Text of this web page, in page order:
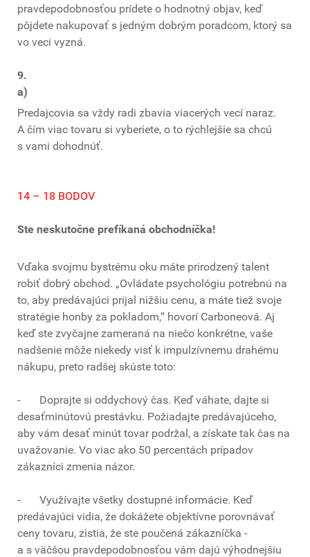
pravdepodobnosťou prídete o hodnotný objav, keď
pôjdete nakupovať s jedným dobrým poradcom, ktorý sa
vo veci vyzná.
9.
a)
Predajcovia sa vždy radi zbavia viacerých vecí naraz.
A čím viac tovaru si vyberiete, o to rýchlejšie sa chcú
s vami dohodnúť.
14 – 18 BODOV
Ste neskutočne prefíkaná obchodníčka!
Vďaka svojmu bystrému oku máte prirodzený talent
robiť dobrý obchod. „Ovládate psychológiu potrebnú na
to, aby predávajúci prijal nižšiu cenu, a máte tiež svoje
stratégie honby za pokladom,“ hovorí Carboneová. Aj
keď ste zvyčajne zameraná na niečo konkrétne, vaše
nadšenie môže niekedy visť k impulzívnemu drahému
nákupu, preto radšej skúste toto:
- Doprajte si oddychový čas. Keď váhate, dajte si
desaťminútovú prestávku. Požiadajte predávajúceho,
aby vám desať minút tovar podržal, a získate tak čas na
uvažovanie. Vo viac ako 50 percentách prípadov
zákazníci zmenia názor.
- Využívajte všetky dostupné informácie. Keď
predávajúci vidia, že dokážete objektívne porovnávať
ceny tovaru, zistia, že ste poučená zákazníčka -
a s väčšou pravdepodobnosťou vám dajú výhodnejšiu